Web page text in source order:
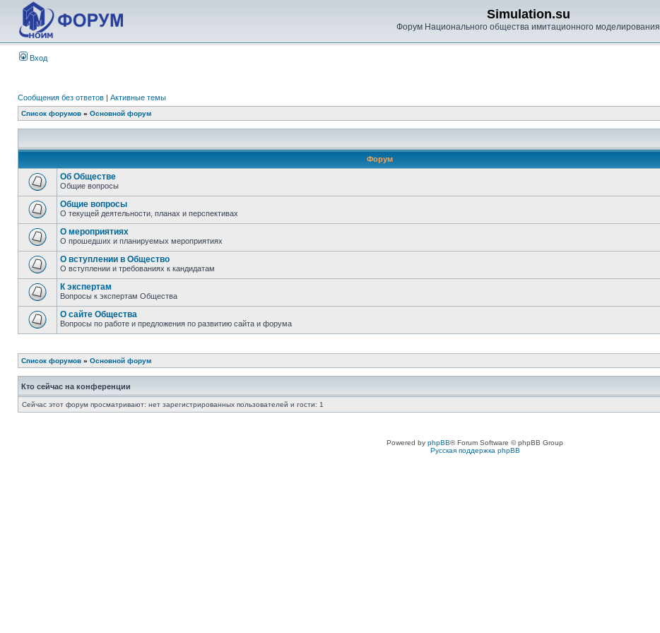
Simulation.su
Форум Национального общества имитационного моделирования
Вход
Сообщения без ответов | Активные темы
Список форумов » Основной форум
Форум
Об Обществе
Общие вопросы
Общие вопросы
О текущей деятельности, планах и перспективах
О мероприятиях
О прошедших и планируемых мероприятиях
О вступлении в Общество
О вступлении и требованиях к кандидатам
К экспертам
Вопросы к экспертам Общества
О сайте Общества
Вопросы по работе и предложения по развитию сайта и форума
Список форумов » Основной форум
Кто сейчас на конференции
Сейчас этот форум просматривают: нет зарегистрированных пользователей и гости: 1
Powered by phpBB® Forum Software © phpBB Group
Русская поддержка phpBB